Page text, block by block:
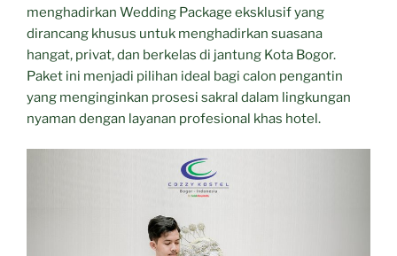
menghadirkan Wedding Package eksklusif yang
dirancang khusus untuk menghadirkan suasana
hangat, privat, dan berkelas di jantung Kota Bogor.
Paket ini menjadi pilihan ideal bagi calon pengantin
yang menginginkan prosesi sakral dalam lingkungan
nyaman dengan layanan profesional khas hotel.